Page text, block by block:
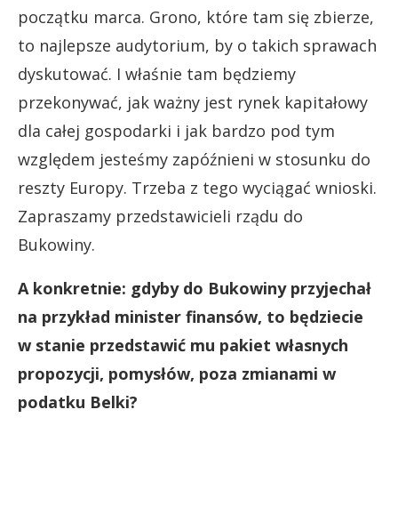
początku marca. Grono, które tam się zbierze,
to najlepsze audytorium, by o takich sprawach
dyskutować. I właśnie tam będziemy
przekonywać, jak ważny jest rynek kapitałowy
dla całej gospodarki i jak bardzo pod tym
względem jesteśmy zapóźnieni w stosunku do
reszty Europy. Trzeba z tego wyciągać wnioski.
Zapraszamy przedstawicieli rządu do
Bukowiny.
A konkretnie: gdyby do Bukowiny przyjechał
na przykład minister finansów, to będziecie
w stanie przedstawić mu pakiet własnych
propozycji, pomysłów, poza zmianami w
podatku Belki?